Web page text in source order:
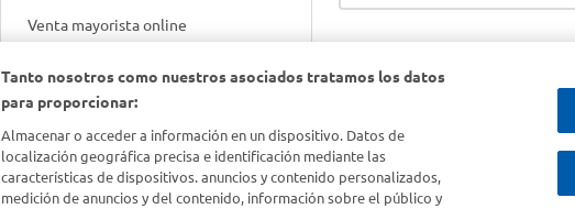
Venta mayorista online
Gift cards empresariales
Tanto nosotros como nuestros asociados tratamos los datos
para proporcionar:
Almacenar o acceder a información en un dispositivo. Datos de
localización geográfica precisa e identificación mediante las
características de dispositivos. anuncios y contenido personalizados,
medición de anuncios y del contenido, información sobre el público y